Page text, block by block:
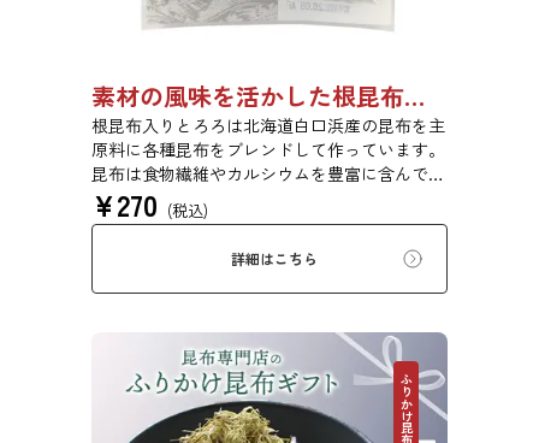
素材の風味を活かした根昆布入りとろろ 23g 単品 5袋セット 20袋セット 3481
根昆布入りとろろは北海道白口浜産の昆布を主
原料に各種昆布をブレンドして作っています。
昆布は食物繊維やカルシウムを豊富に含んでい
ます。薄くふんわりと削っており、ご飯やお吸
い物、うどんに入れて美味しく召し上がれま
す。お口の中でとろーり、つるっと広がる根昆
布入りとろろを是非ご賞味ください。
¥270 (税込)
詳細はこちら
ふりかけ昆布